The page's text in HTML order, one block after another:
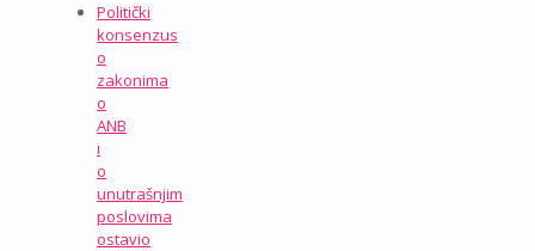
Politički
konsenzus
o
zakonima
o
ANB
i
o
unutrašnjim
poslovima
ostavio